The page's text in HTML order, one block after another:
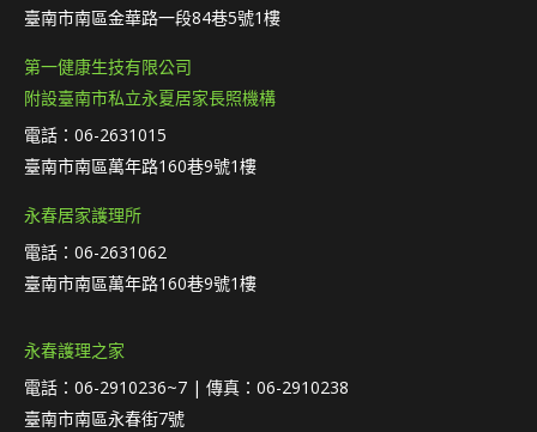
臺南市南區金華路一段84巷5號1樓
第一健康生技有限公司
附設臺南市私立永夏居家長照機構
電話：06-2631015
臺南市南區萬年路160巷9號1樓
永春居家護理所
電話：06-2631062
臺南市南區萬年路160巷9號1樓
永春護理之家
電話：06-2910236~7 | 傳真：06-2910238
臺南市南區永春街7號